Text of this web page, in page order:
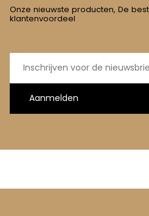
Onze nieuwste producten, De
klantenvoordeel
E-
mailadres
Aanmelden